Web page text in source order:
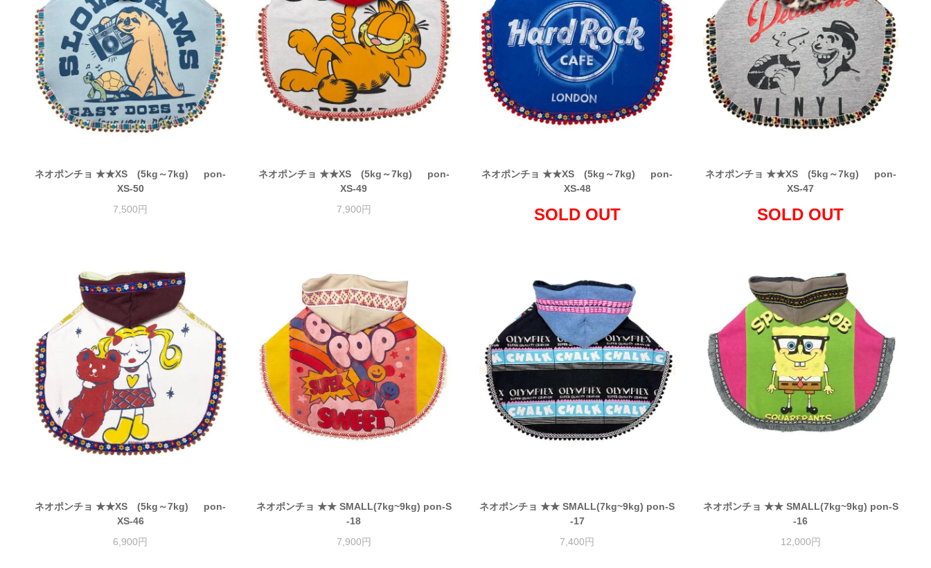
ネオポンチョ ★★XS (5kg～7kg) pon-
XS-50
7,500円
ネオポンチョ ★★XS (5kg～7kg) pon-
XS-49
7,900円
ネオポンチョ ★★XS (5kg～7kg) pon-
XS-48
SOLD OUT
ネオポンチョ ★★XS (5kg～7kg) pon-
XS-47
SOLD OUT
ネオポンチョ ★★XS (5kg～7kg) pon-
XS-46
6,900円
ネオポンチョ ★★ SMALL(7kg~9kg) pon-S
-18
7,900円
ネオポンチョ ★★ SMALL(7kg~9kg) pon-S
-17
7,400円
ネオポンチョ ★★ SMALL(7kg~9kg) pon-S
-16
12,000円